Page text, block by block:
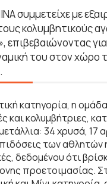
συμμετείχε με
κολυμβητικούς
επιβεβαιώνοντας
του στον χώρο
κατηγορία, η
και κολυμβήτριες,
34 χρυσά, 17
των αθλητών
δεδομένου ότι
προετοιμασίας.